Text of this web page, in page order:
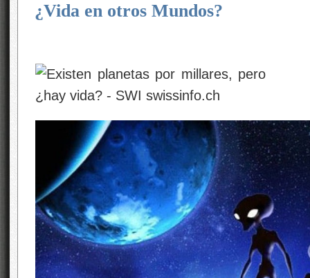
¿Vida en otros Mundos?